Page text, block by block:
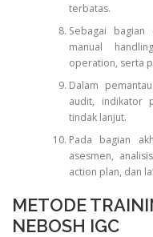
terbatas.
Sebagai
manual
operation, serta
Dalam
audit, indikator
tindak lanjut.
Pada bagian
asesmen,
action plan, dan
METODE
NEBOSH IGC